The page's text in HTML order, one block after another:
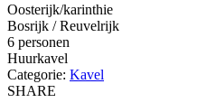
Oosterijk/karinthie
Bosrijk / Reuvelrijk
6 personen
Huurkavel
Categorie: Kavel
SHARE